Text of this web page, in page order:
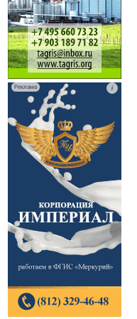
Реклама i